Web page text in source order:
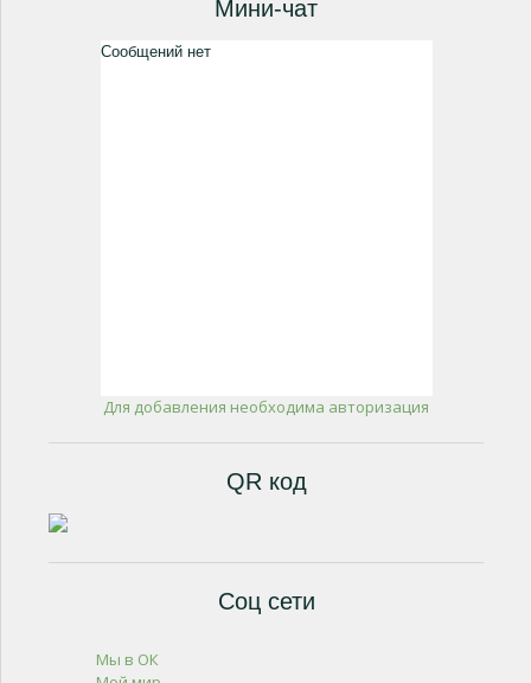
Мини-чат
Для добавления необходима авторизация
QR код
Соц сети
Мы в ОК